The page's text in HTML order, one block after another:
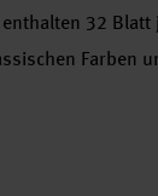
32
Farben